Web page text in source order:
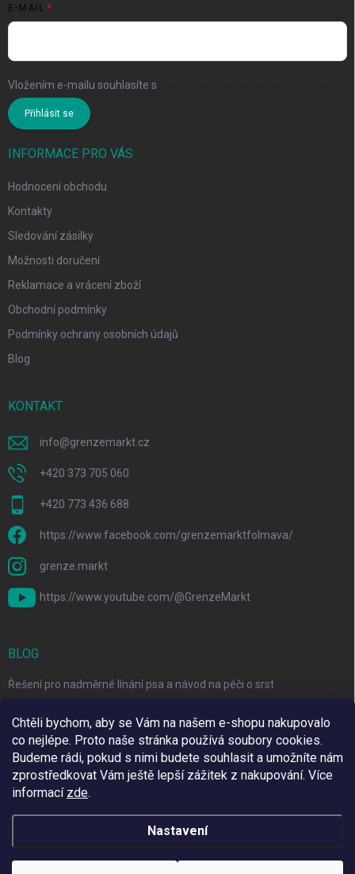
Chtěli bychom, aby se Vám na našem e-shopu nakupovalo
co nejlépe. Proto naše stránka používá soubory cookies.
Budeme rádi, pokud s nimi budete souhlasit a umožníte nám
zprostředkovat Vám ještě lepší zážitek z nakupování. Více
informací zde.
Nastavení
E-MAIL
Vložením e-mailu souhlasíte s
Přihlásit se
INFORMACE PRO VÁS
Hodnocení obchodu
Kontakty
Sledování zásilky
Možnosti doručení
Reklamace a vrácení zboží
Obchodní podmínky
Podmínky ochrany osobních údajů
Blog
KONTAKT
info@grenzemarkt.cz
+420 373 705 060
+420 773 436 688
https://www.facebook.com/grenzemarktfolmava/
grenze.markt
https://www.youtube.com/@GrenzeMarkt
BLOG
Řešení pro nadměrné línání psa a návod na péči o srst
Top 6 značek pro domácí mazlíčky za skvělé ceny
Copyright 2026Grenze Markt Online. Všechna práva vyhrazena.Upravit